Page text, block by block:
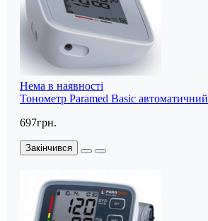
Нема в наявності
Тонометр Paramed Basic автоматичний
697грн.
Закінчився